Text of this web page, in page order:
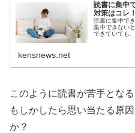
読書に集中
対策はコレ！
読書に集中で
集中できない
できていても
kensnews.net
このように読書が苦手とな
もしかしたら思い当たる原
か？